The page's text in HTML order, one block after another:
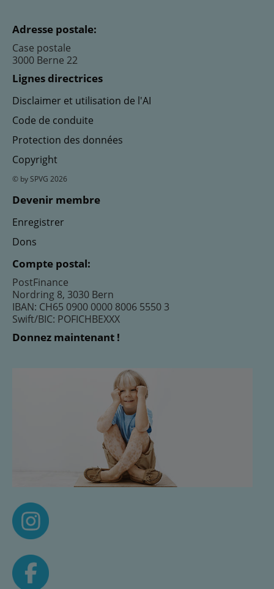
Adresse postale:
Case postale
3000 Berne 22
Lignes directrices
Disclaimer et utilisation de l'AI
Code de conduite
Protection des données
Copyright
© by SPVG 2026
Devenir membre
Enregistrer
Dons
Compte postal:
PostFinance
Nordring 8, 3030 Bern
IBAN: CH65 0900 0000 8006 5550 3
Swift/BIC: POFICHBEXXX
Donnez maintenant !